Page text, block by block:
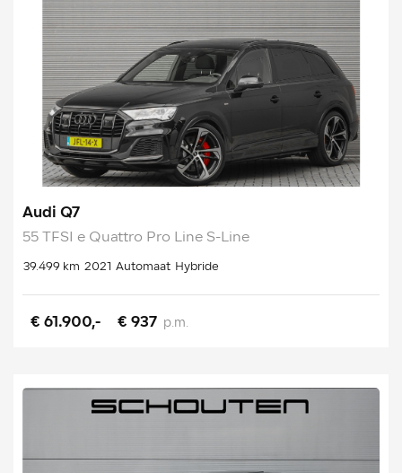
Audi Q7
55 TFSI e Quattro Pro Line S-Line
39.499 km 2021 Automaat Hybride
€ 61.900,- € 937 p.m.